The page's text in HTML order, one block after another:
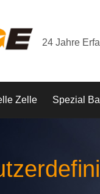
24 Jahre
Zelle Spezial